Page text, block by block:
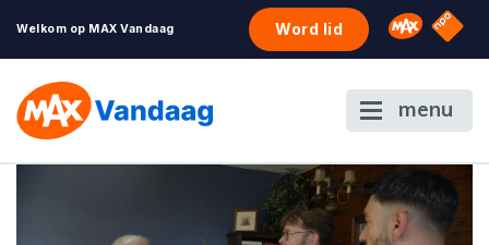
Welkom op MAX Vandaag Word lid Omroep
NPO
menu